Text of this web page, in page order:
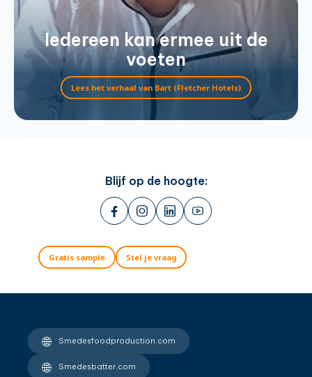
Iedereen kan ermee uit de
voeten
Lees het verhaal van Bart (Fletcher Hotels)
Blijf op de hoogte:
Gratis sample Stel je vraag
Smedesfoodproduction.com
Smedesbatter.com